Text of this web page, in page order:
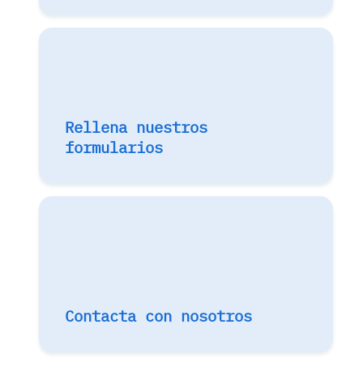
Rellena nuestros
formularios
Contacta con nosotros